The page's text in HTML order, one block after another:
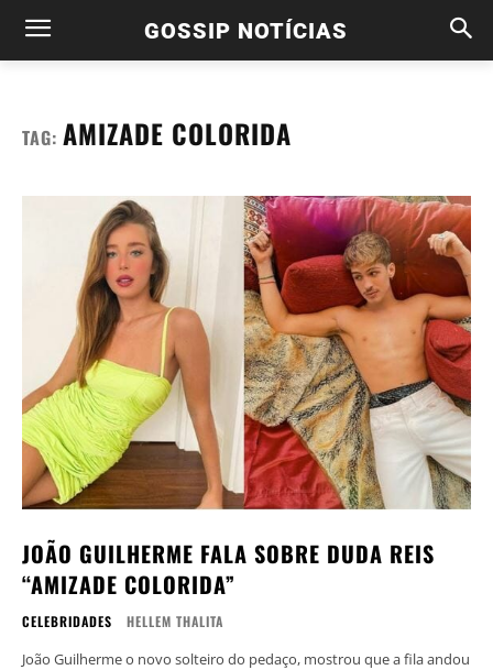
GOSSIP NOTÍCIAS
TAG: AMIZADE COLORIDA
JOÃO GUILHERME FALA SOBRE DUDA REIS
“AMIZADE COLORIDA”
CELEBRIDADES HELLEM THALITA
João Guilherme o novo solteiro do pedaço, mostrou que a fila andou